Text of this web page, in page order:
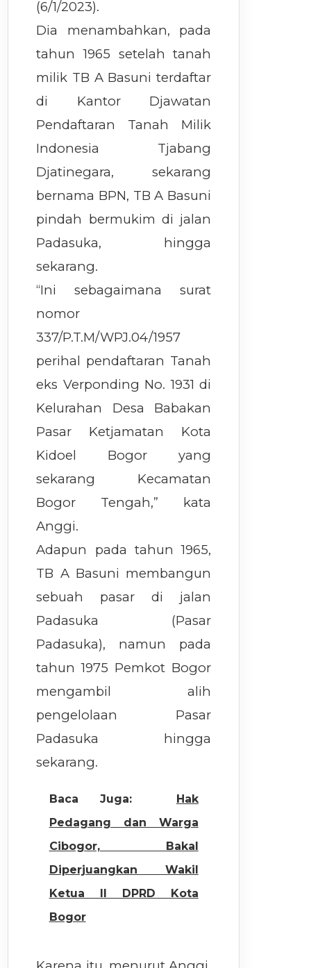
(6/1/2023).
Dia menambahkan, pada
tahun 1965 setelah tanah
milik TB A Basuni terdaftar
di Kantor Djawatan
Pendaftaran Tanah Milik
Indonesia Tjabang
Djatinegara, sekarang
bernama BPN, TB A Basuni
pindah bermukim di jalan
Padasuka, hingga
sekarang.
“Ini sebagaimana surat
nomor
337/P.T.M/WPJ.04/1957
perihal pendaftaran Tanah
eks Verponding No. 1931 di
Kelurahan Desa Babakan
Pasar Ketjamatan Kota
Kidoel Bogor yang
sekarang Kecamatan
Bogor Tengah,” kata
Anggi.
Adapun pada tahun 1965,
TB A Basuni membangun
sebuah pasar di jalan
Padasuka (Pasar
Padasuka), namun pada
tahun 1975 Pemkot Bogor
mengambil alih
pengelolaan Pasar
Padasuka hingga
sekarang.
Baca Juga:
Hak
Pedagang dan Warga
Cibogor, Bakal
Diperjuangkan Wakil
Ketua II DPRD Kota
Bogor